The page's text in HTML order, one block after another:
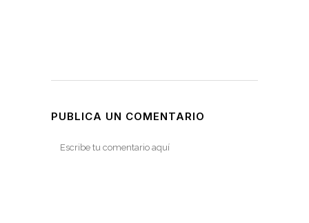
PUBLICA UN COMENTARIO